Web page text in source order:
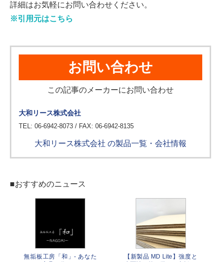
詳細はお気軽にお問い合わせください。
※引用元はこちら
お問い合わせ
この記事のメーカーにお問い合わせ
大和リース株式会社
TEL: 06-6942-8073 / FAX: 06-6942-8135
大和リース株式会社 の製品一覧・会社情報
■おすすめのニュース
無垢板工房「和」- あなた
【新製品 MD Lite】強度と